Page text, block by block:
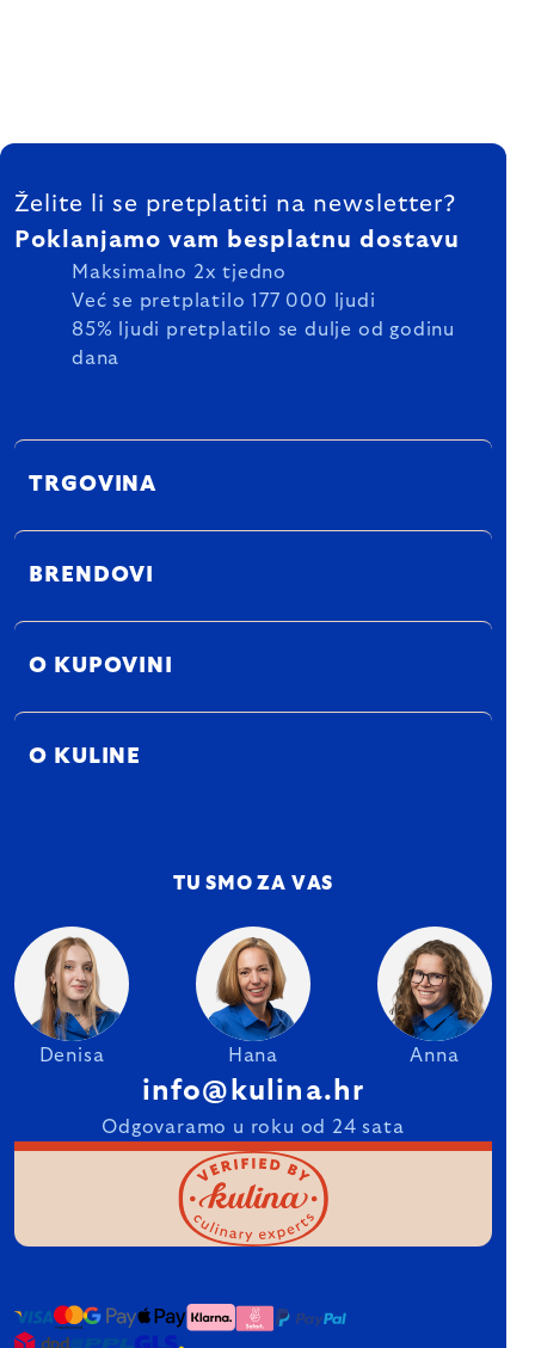
FOOTER
Želite li se pretplatiti na newsletter?
Poklanjamo vam besplatnu dostavu
Maksimalno 2x tjedno
Već se pretplatilo 177 000 ljudi
85% ljudi pretplatilo se dulje od godinu
dana
TRGOVINA
BRENDOVI
O KUPOVINI
O KULINE
TU SMO ZA VAS
Denisa Hana Anna
info@kulina.hr
Odgovaramo u roku od 24 sata